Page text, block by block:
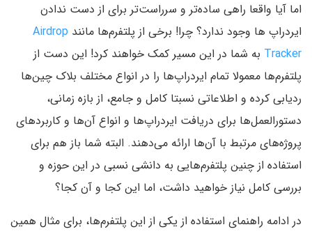
اما آیا واقعا راهی ساده‌تر و سرراست‌تر برای از دست‌ ندادن
ایردراپ ها وجود ندارد؟ چرا! برخی از پلتفرم‌ها مانند Airdrop
Tracker به شما در این مسیر کمک خواهند کرد! این دست از
پلتفرم‌ها معمولا تمام ایردراپ‌ها را در انواع مختلف بلاک چین‌‌ها
ردیابی کرده و اطلاعاتی نسبتا کامل و جامع، از بازه زمانی،
دستورالعمل‌ها برای دریافت ایردراپ‌ها و انواع آن‌ها و کاربردهای
پروژه‌های مرتبط با آن‌ها ارائه می‌دهند. البته شما باز هم برای
استفاده از چنین پلتفرم‌هایی به دانشی نسبی در این حوزه و
بررسی کامل نیاز خواهید داشت، اما این کجا و آن کجا؟‌
در ادامه راهنمای استفاده از یکی از این پلتفرم‌ها، برای مثال همین